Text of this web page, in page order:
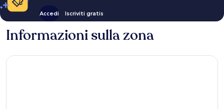
Accedi Iscriviti gratis
Informazioni sulla zona